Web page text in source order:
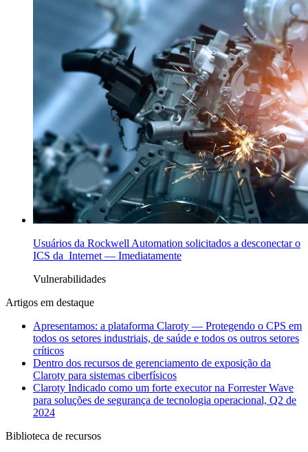
Usuários da Rockwell Automation solicitados a desconectar o
ICS da Internet — Imediatamente
Vulnerabilidades
Artigos em destaque
Apresentamos: a plataforma Claroty — Protegendo o CPS em
todos os setores industriais, de saúde e todos os outros setores
críticos
Dentro dos recursos de gerenciamento de exposição da
Claroty para sistemas ciberfísicos
Claroty Indicado como um forte executor na Forrester Wave
para soluções de segurança de tecnologia operacional, Q2 de
2024
Biblioteca de recursos